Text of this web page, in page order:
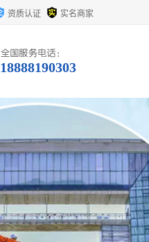
资质认证 实名商家
18888190303